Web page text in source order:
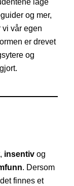
og mer,
vi vår egen
er drevet
og
, insentiv og
. Dersom
finnes et